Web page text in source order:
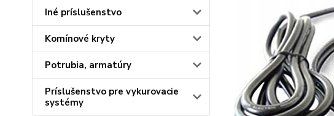
Iné príslušenstvo
Komínové kryty
Potrubia, armatúry
Príslušenstvo pre vykurovacie
systémy